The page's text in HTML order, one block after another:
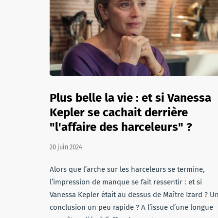
Plus belle la vie : et si Vanessa
Kepler se cachait derrière
"l'affaire des harceleurs" ?
20 juin 2024
Alors que l’arche sur les harceleurs se termine,
l’impression de manque se fait ressentir : et si
Vanessa Kepler était au dessus de Maître Izard ?
conclusion un peu rapide ? A l’issue d’une longue